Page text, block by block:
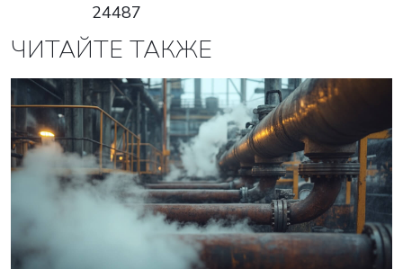
24487
ЧИТАЙТЕ ТАКЖЕ